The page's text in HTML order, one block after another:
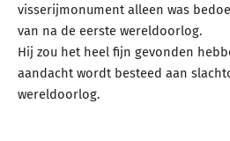
visserijmonument alleen was
van na de eerste wereldoorlog.
Hij zou het heel fijn gevonden
aandacht wordt besteed aan
wereldoorlog.